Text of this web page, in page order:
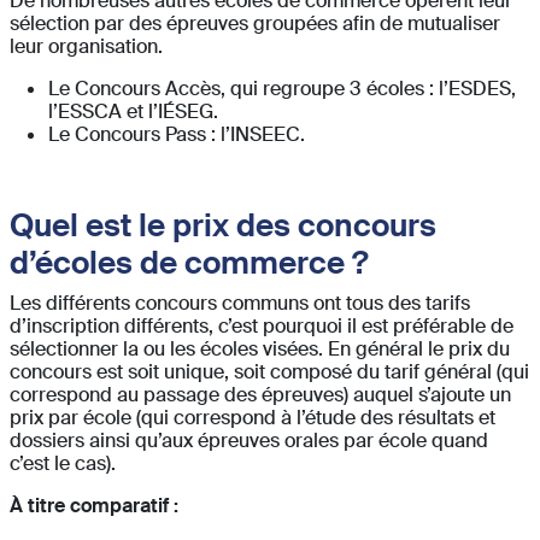
sélection par des épreuves groupées afin de mutualiser
leur organisation.
Le Concours Accès, qui regroupe 3 écoles : l’ESDES,
l’ESSCA et l’IÉSEG.
Le Concours Pass : l’INSEEC.
Quel est le prix des concours
d’écoles de commerce ?
Les différents concours communs ont tous des tarifs
d’inscription différents, c’est pourquoi il est préférable de
sélectionner la ou les écoles visées. En général le prix du
concours est soit unique, soit composé du tarif général (qui
correspond au passage des épreuves) auquel s’ajoute un
prix par école (qui correspond à l’étude des résultats et
dossiers ainsi qu’aux épreuves orales par école quand
c’est le cas).
À titre comparatif :